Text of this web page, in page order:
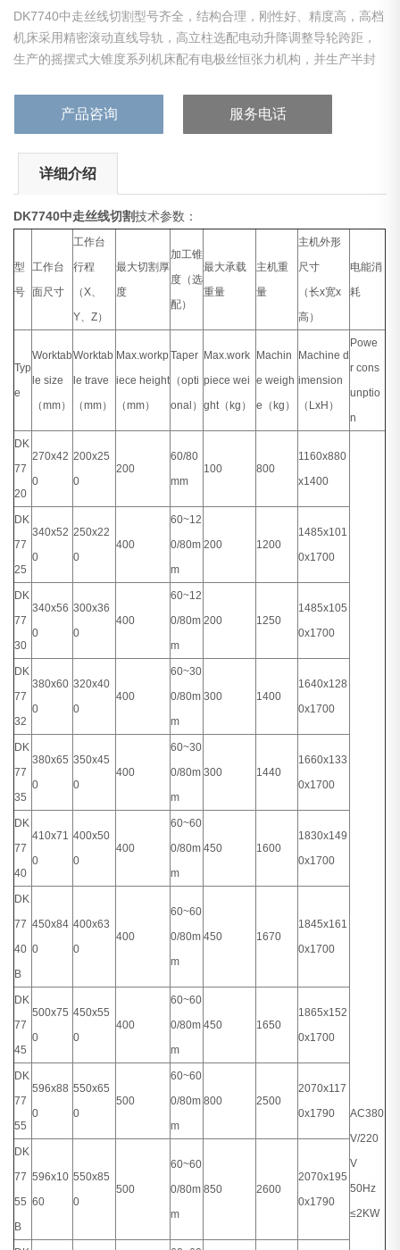
DK7740中走丝线切割型号齐全，结构合理，刚性好、精度高，高档
机床采用精密滚动直线导轨，高立柱选配电动升降调整导轮跨距，
生产的摇摆式大锥度系列机床配有电极丝恒张力机构，并生产半封
产品咨询 服务电话
详细介绍
DK7740中走丝线切割技术参数：
型
号
工作台
面尺寸
工作台
行程
（X、
Y、Z）
最大切割厚
度
加工锥
度（选
配）
最大承载
重量
主机重
量
主机外形
尺寸
（长x宽x
高）
电能消
耗
Typ
e
Worktab
le size
（mm）
Worktab
le trave
（mm）
Max.workp
iece height
（mm）
Taper
（opti
onal）
Max.work
piece wei
ght（kg）
Machin
e weigh
e（kg）
Machine d
imension
（LxH）
Powe
r cons
unptio
n
DK
77
20
270x42
0
200x25
0
200
60/80
mm
100 800
1160x880
x1400
AC380
V/220
V
50Hz
≤2KW
DK
77
25
340x52
0
250x22
0
400
60~12
0/80m
m
200 1200
1485x101
0x1700
DK
77
30
340x56
0
300x36
0
400
60~12
0/80m
m
200 1250
1485x105
0x1700
DK
77
32
380x60
0
320x40
0
400
60~30
0/80m
m
300 1400
1640x128
0x1700
DK
77
35
380x65
0
350x45
0
400
60~30
0/80m
m
300 1440
1660x133
0x1700
DK
77
40
410x71
0
400x50
0
400
60~60
0/80m
m
450 1600
1830x149
0x1700
DK
77
40
B
450x84
0
400x63
0
400
60~60
0/80m
m
450 1670
1845x161
0x1700
DK
77
45
500x75
0
450x55
0
400
60~60
0/80m
m
450 1650
1865x152
0x1700
DK
77
55
596x88
0
550x65
0
500
60~60
0/80m
m
800 2500
2070x117
0x1790
DK
77
55
B
596x10
60
550x85
0
500
60~60
0/80m
m
850 2600
2070x195
0x1790